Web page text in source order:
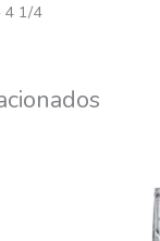
4 1/4